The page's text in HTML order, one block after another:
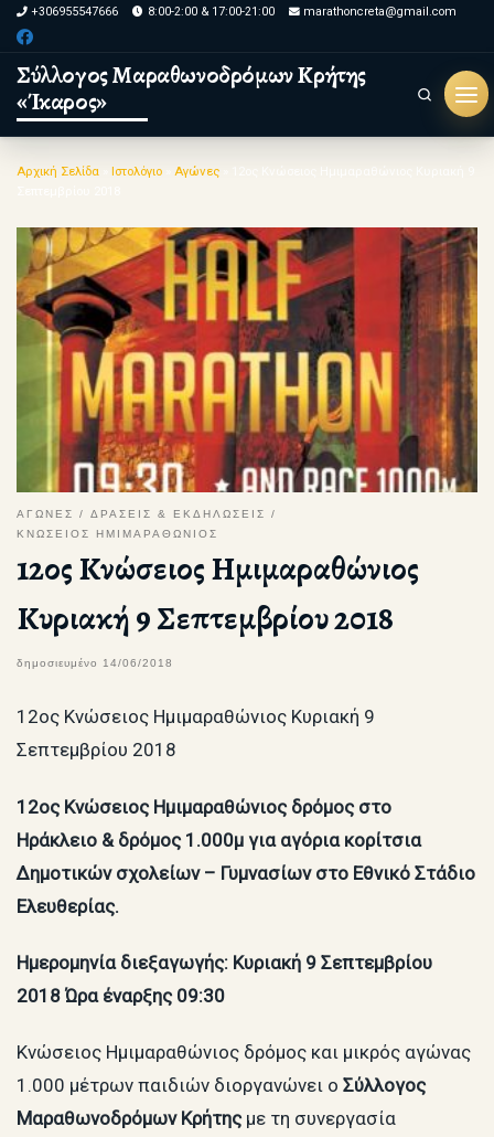
Skip to content
+306955547666 8:00-2:00 & 17:00-21:00 marathoncreta@gmail.com
Σύλλογος Μαραθωνοδρόμων Κρήτης
«Ίκαρος»
Search
Αρχική Σελίδα Ιστολόγιο Αγώνες
ΑΓΩΝΕΣ
ΔΡΑΣΕΙΣ & ΕΚΔΗΛΩΣΕΙΣ
ΚΝΩΣΕΙΟΣ ΗΜΙΜΑΡΑΘΩΝΙΟΣ
12ος Κνώσειος Ημιμαραθώνιος
Κυριακή 9 Σεπτεμβρίου 2018
δημοσιευμένο 14/06/2018
12ος Κνώσειος Ημιμαραθώνιος Κυριακή 9
Σεπτεμβρίου 2018
1 2ος Κνώσειος Ημιμαραθώνιος δρόμος στο
Ηράκλειο & δρόμος 1.000μ για αγόρια κορίτσια
Δημοτικών σχολείων – Γυμνασίων στο Εθνικό Στάδιο
Ελευθερίας.
Ημερομηνία διεξαγωγής: Κυριακή 9 Σεπτεμβρίου
2018Ώρα έναρξης 09:30
Κνώσειος Ημιμαραθώνιος δρόμος και μικρός αγώνας
1.000 μέτρων παιδιών διοργανώνει ο Σύλλογος
Μαραθωνοδρόμων Κρήτης με τη συνεργασία